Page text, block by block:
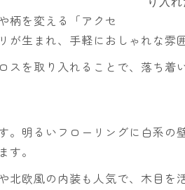
柄を変える「アクセ
生まれ、手軽におしゃれな雰
を取り入れることで、落ち着
。明るいフローリングに白系
。
欧風の内装も人気で、木目を